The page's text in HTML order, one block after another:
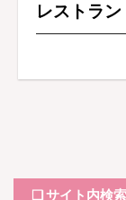
レストラン
❏ サイト内検索